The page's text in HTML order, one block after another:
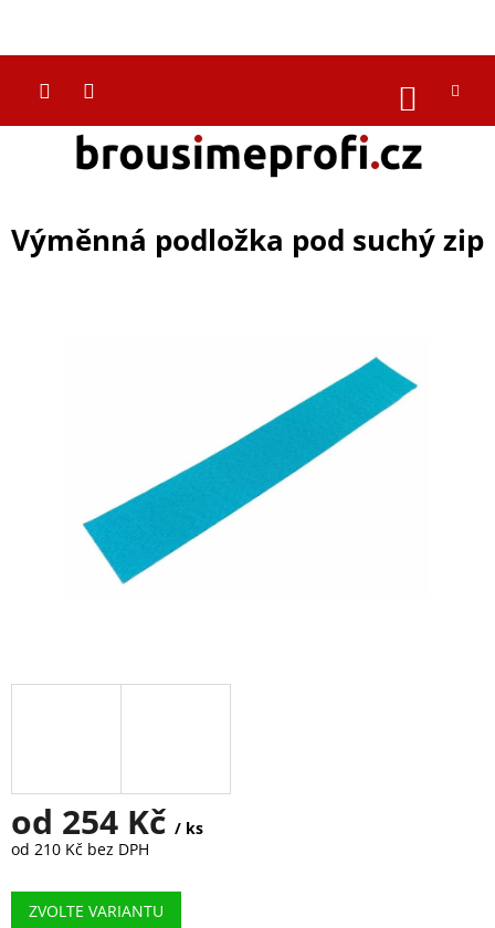
obsah
KOŠÍK
Výměnná podložka pod suchý zip
od 254 Kč / ks
od 210 Kč bez DPH
cena:
ZVOLTE VARIANTU